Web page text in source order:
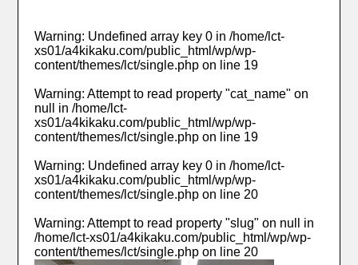
Warning: Undefined array key 0 in/home/lct-
xs01/a4kikaku.com/public_html/wp/wp-
content/themes/lct/single.php on line 19
Warning: Attempt to read property "cat_name" on
null in/home/lct-
xs01/a4kikaku.com/public_html/wp/wp-
content/themes/lct/single.php on line 19
Warning: Undefined array key 0 in/home/lct-
xs01/a4kikaku.com/public_html/wp/wp-
content/themes/lct/single.php on line 20
Warning: Attempt to read property "slug" on null in
/home/lct-xs01/a4kikaku.com/public_html/wp/wp-
content/themes/lct/single.php on line 20